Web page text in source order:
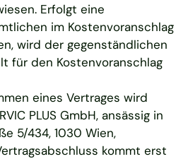
Erfolgt eine
im Kostenvoranschlag
wird der gegenständlichen
für den Kostenvoranschlag
eines Vertrages wird
PLUS GmbH, ansässig in
5/434, 1030 Wien,
kommt erst